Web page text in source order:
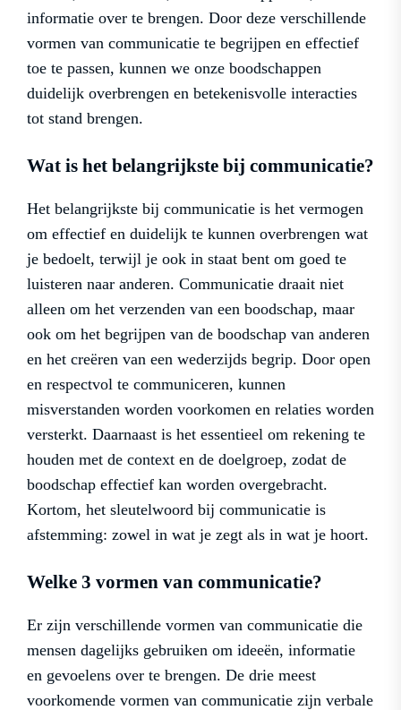
informatie over te brengen. Door deze verschillende
vormen van communicatie te begrijpen en effectief
toe te passen, kunnen we onze boodschappen
duidelijk overbrengen en betekenisvolle interacties
tot stand brengen.
Wat is het belangrijkste bij communicatie?
Het belangrijkste bij communicatie is het vermogen
om effectief en duidelijk te kunnen overbrengen wat
je bedoelt, terwijl je ook in staat bent om goed te
luisteren naar anderen. Communicatie draait niet
alleen om het verzenden van een boodschap, maar
ook om het begrijpen van de boodschap van anderen
en het creëren van een wederzijds begrip. Door open
en respectvol te communiceren, kunnen
misverstanden worden voorkomen en relaties worden
versterkt. Daarnaast is het essentieel om rekening te
houden met de context en de doelgroep, zodat de
boodschap effectief kan worden overgebracht.
Kortom, het sleutelwoord bij communicatie is
afstemming: zowel in wat je zegt als in wat je hoort.
Welke 3 vormen van communicatie?
Er zijn verschillende vormen van communicatie die
mensen dagelijks gebruiken om ideeën, informatie
en gevoelens over te brengen. De drie meest
voorkomende vormen van communicatie zijn verbale